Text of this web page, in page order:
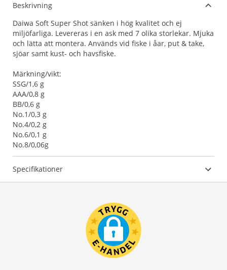
Beskrivning
Daiwa Soft Super Shot sänken i hög kvalitet och ej
miljöfarliga. Levereras i en ask med 7 olika storlekar. Mjuka
och lätta att montera. Används vid fiske i åar, put & take,
sjöar samt kust- och havsfiske.
Märkning/vikt:
SSG/1,6 g
AAA/0,8 g
BB/0,6 g
No.1/0,3 g
No.4/0,2 g
No.6/0,1 g
No.8/0,06g
Specifikationer